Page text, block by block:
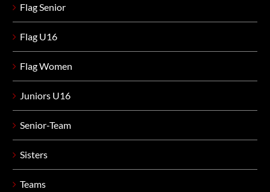
Flag Senior
Flag U16
Flag Women
Juniors U16
Senior-Team
Sisters
Teams